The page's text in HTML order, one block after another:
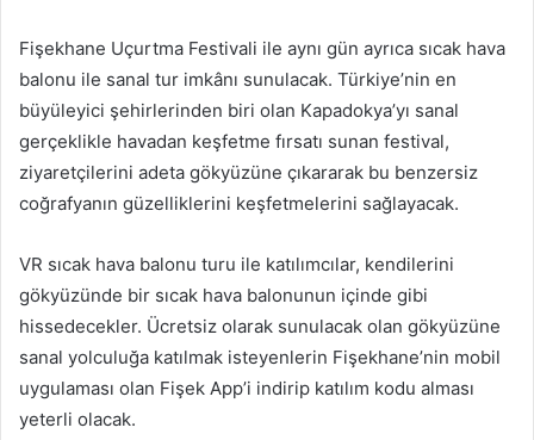
Fişekhane Uçurtma Festivali ile aynı gün ayrıca sıcak hava
balonu ile sanal tur imkânı sunulacak. Türkiye’nin en
büyüleyici şehirlerinden biri olan Kapadokya’yı sanal
gerçeklikle havadan keşfetme fırsatı sunan festival,
ziyaretçilerini adeta gökyüzüne çıkararak bu benzersiz
coğrafyanın güzelliklerini keşfetmelerini sağlayacak.
VR sıcak hava balonu turu ile katılımcılar, kendilerini
gökyüzünde bir sıcak hava balonunun içinde gibi
hissedecekler. Ücretsiz olarak sunulacak olan gökyüzüne
sanal yolculuğa katılmak isteyenlerin Fişekhane’nin mobil
uygulaması olan Fişek App’i indirip katılım kodu alması
yeterli olacak.